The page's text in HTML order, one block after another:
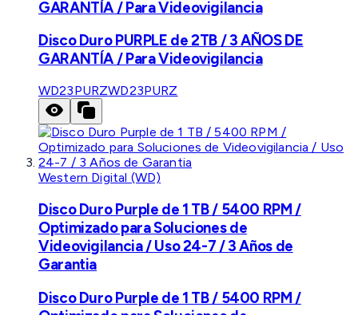
GARANTÍA / Para Videovigilancia
Disco Duro PURPLE de 2TB / 3 AÑOS DE
GARANTÍA / Para Videovigilancia
WD23PURZWD23PURZ
Western Digital (WD)
Disco Duro Purple de 1 TB / 5400 RPM /
Optimizado para Soluciones de
Videovigilancia / Uso 24-7 / 3 Años de
Garantia
Disco Duro Purple de 1 TB / 5400 RPM /